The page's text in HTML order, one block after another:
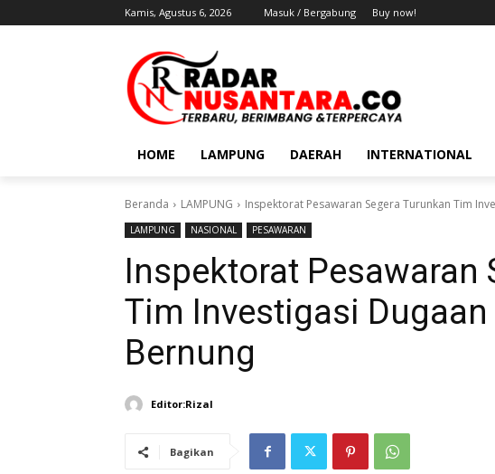
Kamis, Agustus 6, 2026 Masuk / Bergabung Buy now!
HOME LAMPUNG DAERAH INTERNATIONAL
Beranda LAMPUNG Inspektorat Pesawaran Segera Turunkan Tim
LAMPUNG NASIONAL PESAWARAN
Inspektorat Pesawaran
Tim Investigasi
Bernung
Editor:Rizal
Bagikan